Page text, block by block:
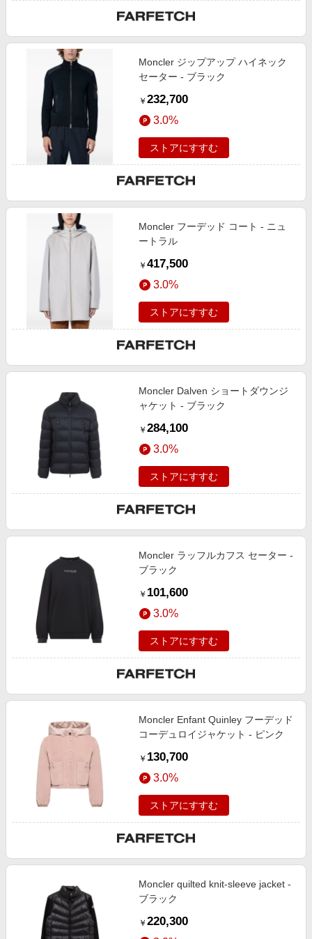
Moncler ジップアップ ハイネック
セーター - ブラック
￥ 232,700
3.0%
ストアにすすむ
Moncler フーデッド コート - ニュ
ートラル
￥ 417,500
3.0%
ストアにすすむ
Moncler Dalven ショートダウンジ
ャケット - ブラック
￥ 284,100
3.0%
ストアにすすむ
Moncler ラッフルカフス セーター -
ブラック
￥ 101,600
3.0%
ストアにすすむ
Moncler Enfant Quinley フーデッド
コーデュロイジャケット - ピンク
￥ 130,700
3.0%
ストアにすすむ
Moncler quilted knit-sleeve jacket -
ブラック
￥ 220,300